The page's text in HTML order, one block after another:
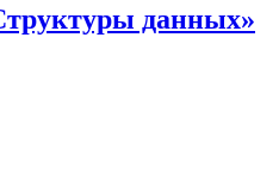
данных»